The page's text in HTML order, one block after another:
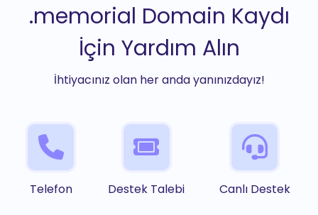
.memorial Domain Kaydı
İçin Yardım Alın
İhtiyacınız olan her anda yanınızdayız!
Telefon Destek Talebi Canlı Destek